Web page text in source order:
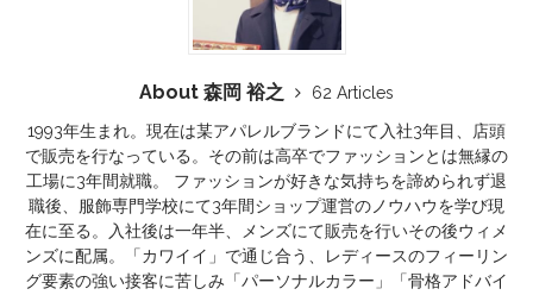
About 森岡 裕之
62 Articles
1993年生まれ。現在は某アパレルブランドにて入社3年目、店頭
で販売を行なっている。その前は高卒でファッションとは無縁の
工場に3年間就職。 ファッションが好きな気持ちを諦められず退
職後、服飾専門学校にて3年間ショップ運営のノウハウを学び現
在に至る。入社後は一年半、メンズにて販売を行いその後ウィメ
ンズに配属。「カワイイ」で通じ合う、レディースのフィーリン
グ要素の強い接客に苦しみ「パーソナルカラー」「骨格アドバイ